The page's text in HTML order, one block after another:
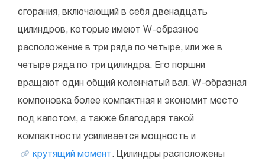
сгорания, включающий в себя двенадцать
цилиндров, которые имеют W-образное
расположение в три ряда по четыре, или же в
четыре ряда по три цилиндра. Его поршни
вращают один общий коленчатый вал. W-образная
компоновка более компактная и экономит место
под капотом, а также благодаря такой
компактности усиливается мощность и
крутящий момент. Цилиндры расположены